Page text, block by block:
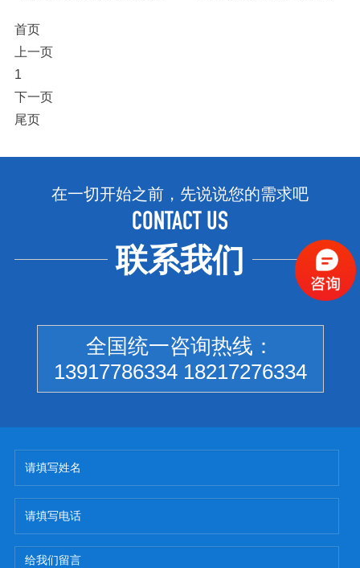
首页
上一页
1
下一页
尾页
在一切开始之前，先说说您的需求吧
CONTACT US
联系我们
全国统一咨询热线：
13917786334 18217276334